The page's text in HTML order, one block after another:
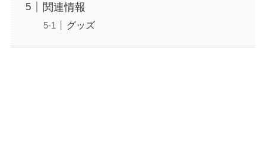
関連情報
グッズ